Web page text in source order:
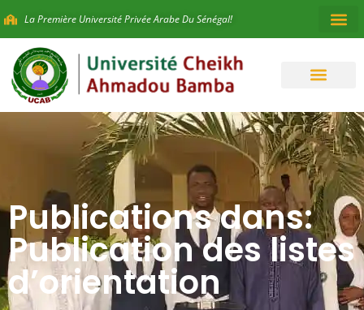
La Première Université Privée Arabe Du Sénégal!
Publications dans:
Publication des listes
d’orientation